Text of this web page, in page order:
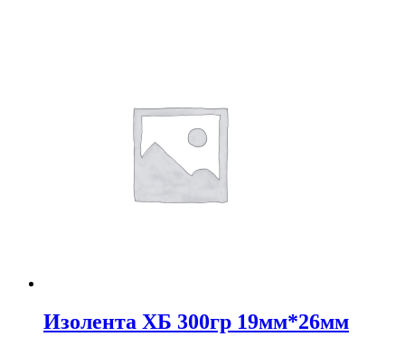
Изолента ХБ 300гр 19мм*26мм